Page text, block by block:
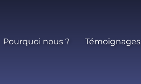
Pourquoi nous ? Témoignages